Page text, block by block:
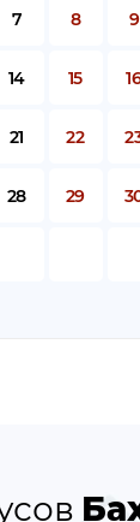
7 8 9
14 15
21 22
28 29